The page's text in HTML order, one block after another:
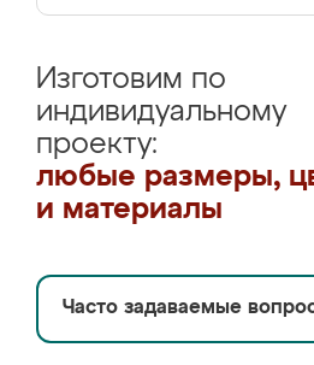
Изготовим по
индивидуальному
проекту:
любые размеры,
и материалы
Часто задаваемые